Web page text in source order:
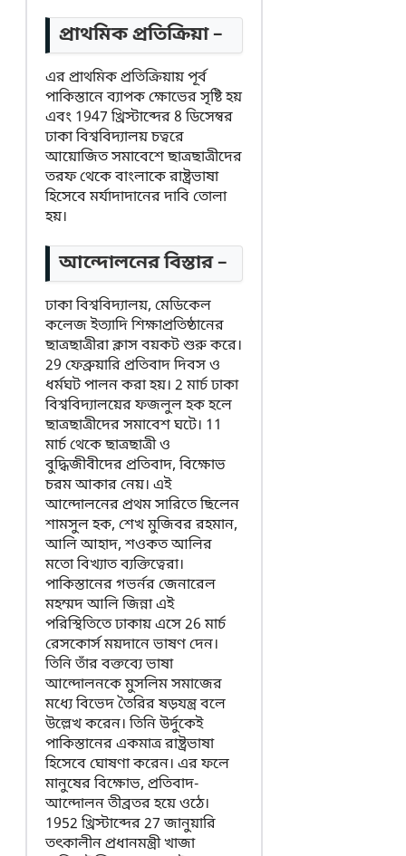
প্রাথমিক প্রতিক্রিয়া –
এর প্রাথমিক প্রতিক্রিয়ায় পূর্ব
পাকিস্তানে ব্যাপক ক্ষোভের সৃষ্টি হয়
এবং 1947 খ্রিস্টাব্দের 8 ডিসেম্বর
ঢাকা বিশ্ববিদ্যালয় চত্বরে
আয়োজিত সমাবেশে ছাত্রছাত্রীদের
তরফ থেকে বাংলাকে রাষ্ট্রভাষা
হিসেবে মর্যাদাদানের দাবি তোলা
হয়।
আন্দোলনের বিস্তার –
ঢাকা বিশ্ববিদ্যালয়, মেডিকেল
কলেজ ইত্যাদি শিক্ষাপ্রতিষ্ঠানের
ছাত্রছাত্রীরা ক্লাস বয়কট শুরু করে।
29 ফেব্রুয়ারি প্রতিবাদ দিবস ও
ধর্মঘট পালন করা হয়। 2 মার্চ ঢাকা
বিশ্ববিদ্যালয়ের ফজলুল হক হলে
ছাত্রছাত্রীদের সমাবেশ ঘটে। 11
মার্চ থেকে ছাত্রছাত্রী ও
বুদ্ধিজীবীদের প্রতিবাদ, বিক্ষোভ
চরম আকার নেয়। এই
আন্দোলনের প্রথম সারিতে ছিলেন
শামসুল হক, শেখ মুজিবর রহমান,
আলি আহাদ, শওকত আলির
মতো বিখ্যাত ব্যক্তিত্বেরা।
পাকিস্তানের গভর্নর জেনারেল
মহম্মদ আলি জিন্না এই
পরিস্থিতিতে ঢাকায় এসে 26 মার্চ
রেসকোর্স ময়দানে ভাষণ দেন।
তিনি তাঁর বক্তব্যে ভাষা
আন্দোলনকে মুসলিম সমাজের
মধ্যে বিভেদ তৈরির ষড়যন্ত্র বলে
উল্লেখ করেন। তিনি উর্দুকেই
পাকিস্তানের একমাত্র রাষ্ট্রভাষা
হিসেবে ঘোষণা করেন। এর ফলে
মানুষের বিক্ষোভ, প্রতিবাদ-
আন্দোলন তীব্রতর হয়ে ওঠে।
1952 খ্রিস্টাব্দের 27 জানুয়ারি
তৎকালীন প্রধানমন্ত্রী খাজা